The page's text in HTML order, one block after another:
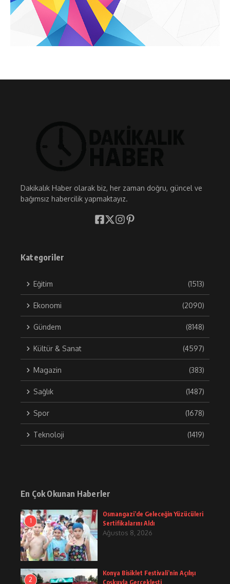
Dakikalık Haber olarak biz, her zaman doğru, güncel ve
bağımsız habercilik yapmaktayız.
Kategoriler
Eğitim (1513)
Ekonomi (2090)
Gündem (8148)
Kültür & Sanat (4597)
Magazin (383)
Sağlık (1487)
Spor (1678)
Teknoloji (1419)
En Çok Okunan Haberler
1
Osmangazi’de Geleceğin Yüzücüleri
Sertifikalarını Aldı
Ağustos 8, 2026
2
Konya Bisiklet Festivali’nin Açılışı
Coşkuyla Gerçekleşti